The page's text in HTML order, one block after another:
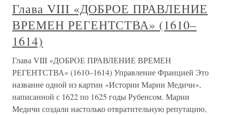
Глава VIII «ДОБРОЕ ПРАВЛЕНИЕ
ВРЕМЕН РЕГЕНТСТВА» (1610–
1614)
Глава VIII «ДОБРОЕ ПРАВЛЕНИЕ ВРЕМЕН
РЕГЕНТСТВА» (1610–1614) Управление Францией Это
название одной из картин «Истории Марии Медичи»,
написанной с 1622 по 1625 годы Рубенсом. Марии
Медичи создали настолько отвратительную репутацию,